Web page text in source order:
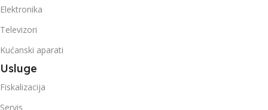
Elektronika
Televizori
Kućanski aparati
Usluge
Fiskalizacija
Servis